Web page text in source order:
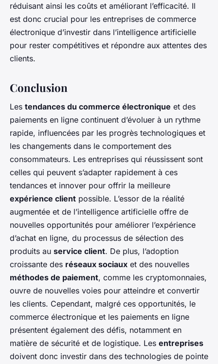
réduisant ainsi les coûts et améliorant l’efficacité. Il
est donc crucial pour les entreprises de commerce
électronique d’investir dans l’intelligence artificielle
pour rester compétitives et répondre aux attentes des
clients.
Conclusion
Les tendances du commerce électronique et des
paiements en ligne continuent d’évoluer à un rythme
rapide, influencées par les progrès technologiques et
les changements dans le comportement des
consommateurs. Les entreprises qui réussissent sont
celles qui peuvent s’adapter rapidement à ces
tendances et innover pour offrir la meilleure
expérience client possible. L’essor de la réalité
augmentée et de l’intelligence artificielle offre de
nouvelles opportunités pour améliorer l’expérience
d’achat en ligne, du processus de sélection des
produits au service client. De plus, l’adoption
croissante des réseaux sociaux et des nouvelles
méthodes de paiement, comme les cryptomonnaies,
ouvre de nouvelles voies pour atteindre et convertir
les clients. Cependant, malgré ces opportunités, le
commerce électronique et les paiements en ligne
présentent également des défis, notamment en
matière de sécurité et de logistique. Les entreprises
doivent donc investir dans des technologies de pointe